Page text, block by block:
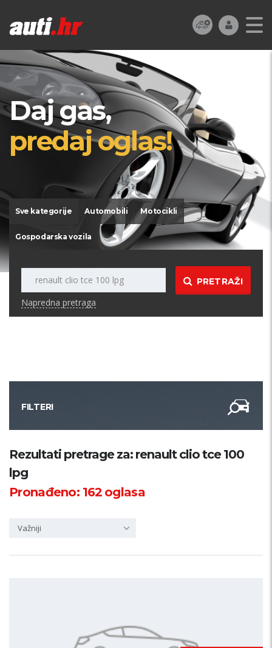
Daj gas,
predaj oglas!
Sve kategorije Automobili Motocikli
Gospodarska vozila
PRETRAŽI
Napredna pretraga
FILTERI
Kategorija
Županija
Rezultati pretrage za: renault clio tce 100
lpg
Pronađeno: 162oglasa
Važniji